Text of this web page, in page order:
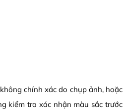
chính xác do chụp ảnh, hoặc
kiểm tra xác nhận màu sắc trước